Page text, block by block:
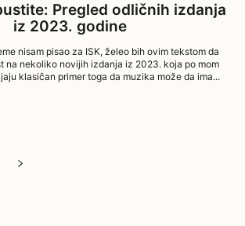
Pregled odličnih izdanja
iz 2023. godine
nisam pisao za ISK, želeo bih ovim tekstom da
na nekoliko novijih izdanja iz 2023. koja po mom
klasičan primer toga da muzika može da ima...